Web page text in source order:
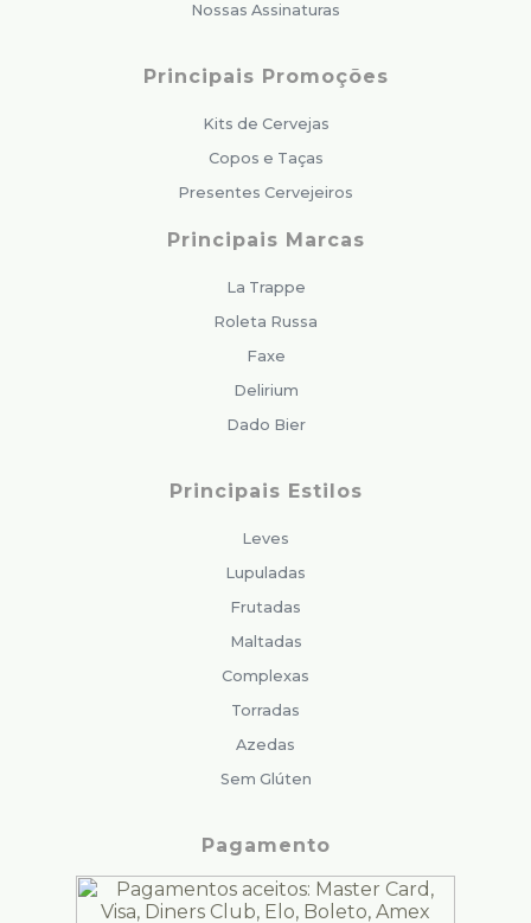
Nossas Assinaturas
Principais Promoções
Kits de Cervejas
Copos e Taças
Presentes Cervejeiros
Principais Marcas
La Trappe
Roleta Russa
Faxe
Delirium
Dado Bier
Principais Estilos
Leves
Lupuladas
Frutadas
Maltadas
Complexas
Torradas
Azedas
Sem Glúten
Pagamento